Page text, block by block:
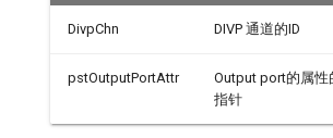
DivpChn DIVP 通道的ID
pstOutputPortAttr
Output port的属性
指针